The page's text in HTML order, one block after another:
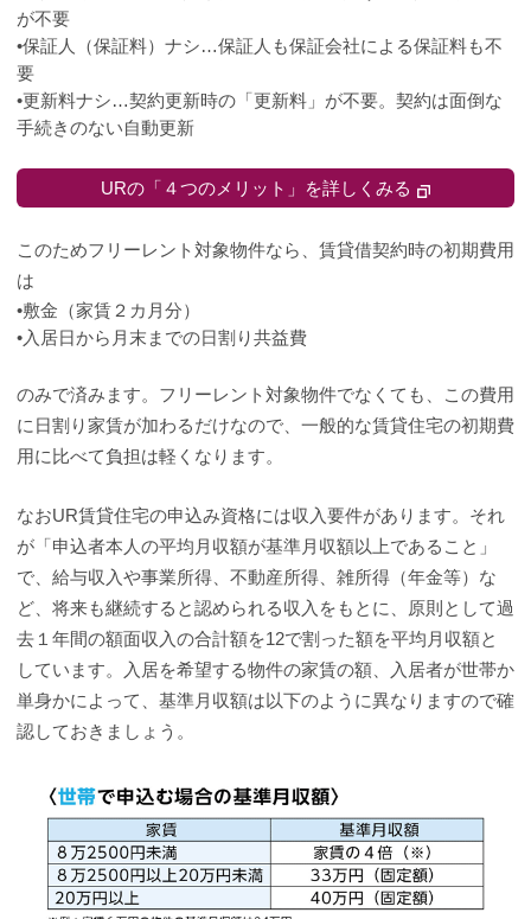
が不要
•保証人（保証料）ナシ…保証人も保証会社による保証料も不
要
•更新料ナシ…契約更新時の「更新料」が不要。契約は面倒な
手続きのない自動更新
URの「４つのメリット」を詳しくみる
このためフリーレント対象物件なら、賃貸借契約時の初期費用
は
•敷金（家賃２カ月分）
•入居日から月末までの日割り共益費
のみで済みます。フリーレント対象物件でなくても、この費用
に日割り家賃が加わるだけなので、一般的な賃貸住宅の初期費
用に比べて負担は軽くなります。
なおUR賃貸住宅の申込み資格には収入要件があります。それ
が「申込者本人の平均月収額が基準月収額以上であること」
で、給与収入や事業所得、不動産所得、雑所得（年金等）な
ど、将来も継続すると認められる収入をもとに、原則として過
去１年間の額面収入の合計額を12で割った額を平均月収額と
しています。入居を希望する物件の家賃の額、入居者が世帯か
単身かによって、基準月収額は以下のように異なりますので確
認しておきましょう。